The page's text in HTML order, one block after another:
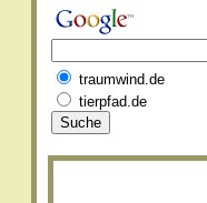
traumwind.de
tierpfad.de